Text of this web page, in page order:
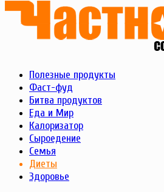
Полезные продукты
Фаст-фуд
Битва продуктов
Еда и Мир
Калоризатор
Сыроедение
Семья
Диеты
Здоровье